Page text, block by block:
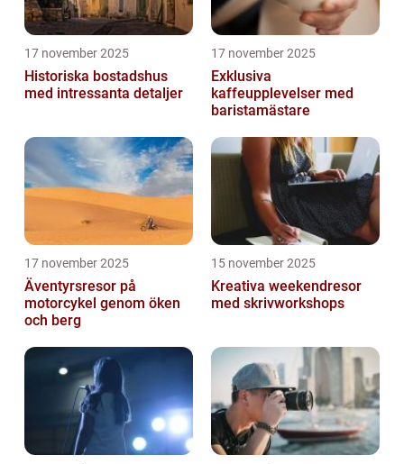
17 november 2025
Historiska bostadshus
med intressanta detaljer
17 november 2025
Exklusiva
kaffeupplevelser med
baristamästare
17 november 2025
Äventyrsresor på
motorcykel genom öken
och berg
15 november 2025
Kreativa weekendresor
med skrivworkshops